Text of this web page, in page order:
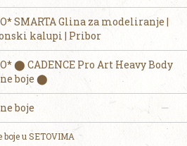
SMARTA Glina za modeliranje |
kalupi | Pribor
⬤ CADENCE Pro Art Heavy Body
boje ⬤
boje
boje u SETOVIMA